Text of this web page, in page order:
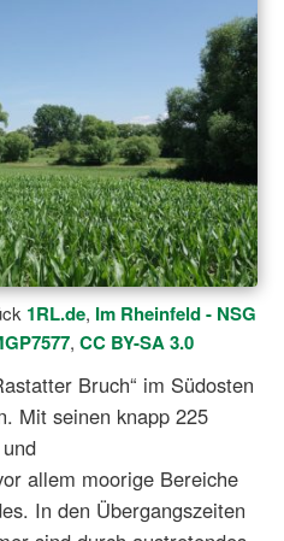
1RL.de, Im Rheinfeld - NSG
, CC BY-SA 3.0
Bruch“ im Südosten
Mit seinen knapp 225
allem moorige Bereiche
In den Übergangszeiten